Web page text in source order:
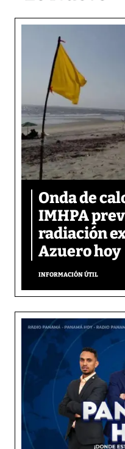
Onda de
IMHPA
radiación
Azuero hoy
INFORMACIÓN ÚTIL